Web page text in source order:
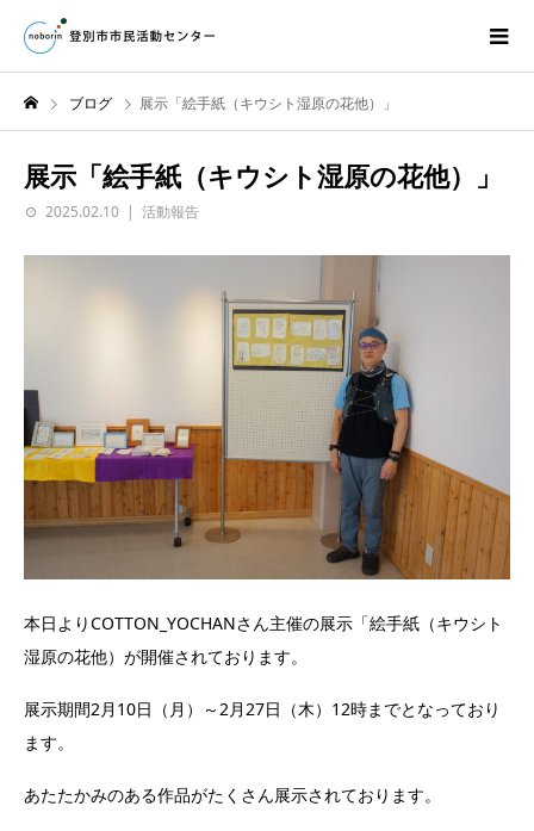
ブログ 展示「絵手紙（キウシト湿原の花他）」
展示「絵手紙（キウシト湿原の花他）」
2025.02.10 活動報告
本日よりCOTTON_YOCHANさん主催の展示「絵手紙（キウシト
湿原の花他）が開催されております。
展示期間2月10日（月）～2月27日（木）12時までとなっており
ます。
あたたかみのある作品がたくさん展示されております。